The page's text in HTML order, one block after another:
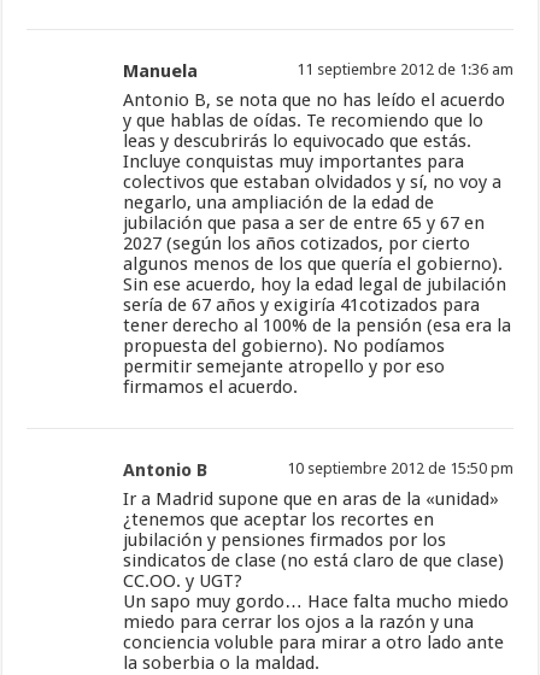
Manuela 11 septiembre 2012 de 1:36 am
Antonio B, se nota que no has leído el acuerdo
y que hablas de oídas. Te recomiendo que lo
leas y descubrirás lo equivocado que estás.
Incluye conquistas muy importantes para
colectivos que estaban olvidados y sí, no voy a
negarlo, una ampliación de la edad de
jubilación que pasa a ser de entre 65 y 67 en
2027 (según los años cotizados, por cierto
algunos menos de los que quería el gobierno).
Sin ese acuerdo, hoy la edad legal de jubilación
sería de 67 años y exigiría 41cotizados para
tener derecho al 100% de la pensión (esa era la
propuesta del gobierno). No podíamos
permitir semejante atropello y por eso
firmamos el acuerdo.
Antonio B 10 septiembre 2012 de 15:50 pm
Ir a Madrid supone que en aras de la «unidad»
¿tenemos que aceptar los recortes en
jubilación y pensiones firmados por los
sindicatos de clase (no está claro de que clase)
CC.OO. y UGT?
Un sapo muy gordo… Hace falta mucho miedo
miedo para cerrar los ojos a la razón y una
conciencia voluble para mirar a otro lado ante
la soberbia o la maldad.